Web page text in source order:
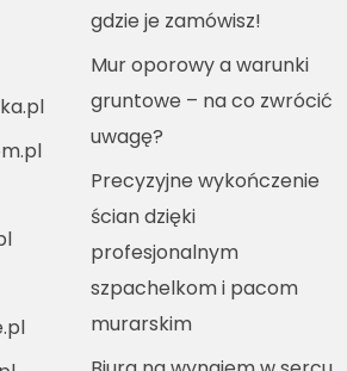
gdzie je zamówisz!
Mur oporowy a warunki
gruntowe – na co zwrócić
uwagę?
Precyzyjne wykończenie
ścian dzięki
profesjonalnym
szpachelkom i pacom
murarskim